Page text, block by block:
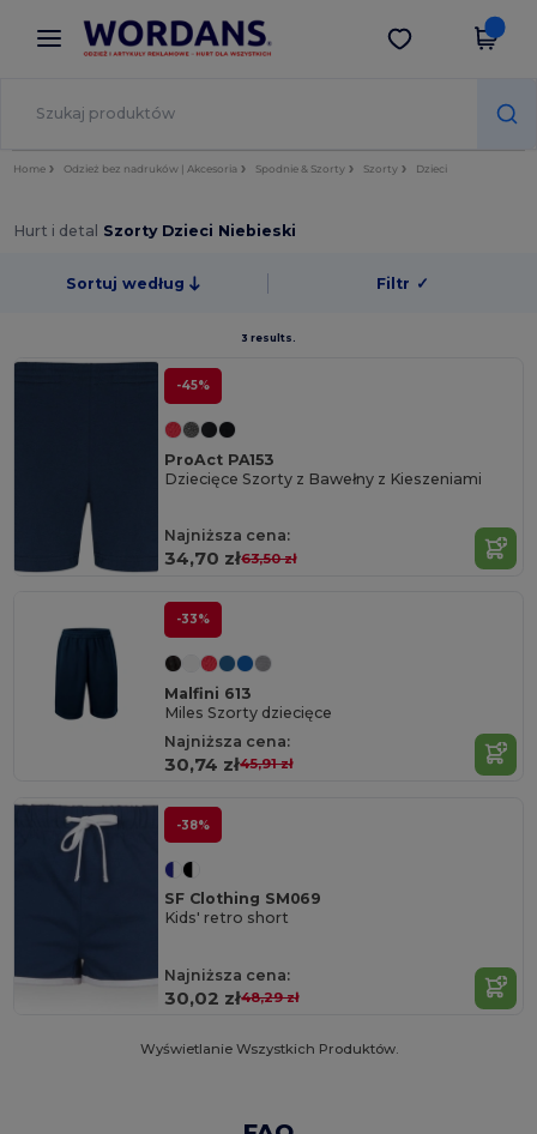
× Aplikacja Wordans
Lepsze ceny w aplikacji!
Pobierz app
Home Odzież bez nadruków | Akcesoria Spodnie & Szorty Szorty Dzieci
Hurt i detal Szorty Dzieci Niebieski
Sortuj według Filtr ✓
3 results.
-45%
ProAct PA153
Dziecięce Szorty z Bawełny z Kieszeniami
Najniższa cena:
34,70 zł63,50 zł
-33%
Malfini 613
Miles Szorty dziecięce
Najniższa cena:
30,74 zł45,91 zł
-38%
SF Clothing SM069
Kids' retro short
Najniższa cena:
30,02 zł48,29 zł
Wyświetlanie Wszystkich Produktów.